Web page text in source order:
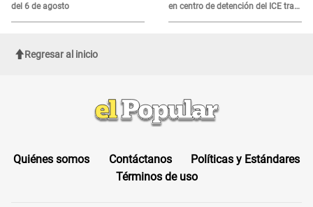
del 6 de agosto
en centro de detención del ICE tras
sufrir una "emergencia médica"
Regresar al inicio
Quiénes somos Contáctanos
Políticas y Estándares
Términos de uso